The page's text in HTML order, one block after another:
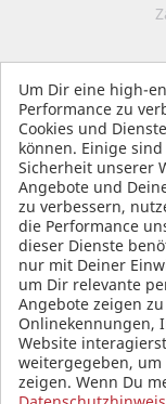
Um Dir eine high-
Performance zu
Cookies und
können. Einige
Sicherheit unserer
Angebote und
zu verbessern,
die Performance
dieser Dienste
nur mit Deiner
um Dir relevante
Angebote zeigen
Onlinekennungen,
Website
weitergegeben,
zeigen. Wenn Du